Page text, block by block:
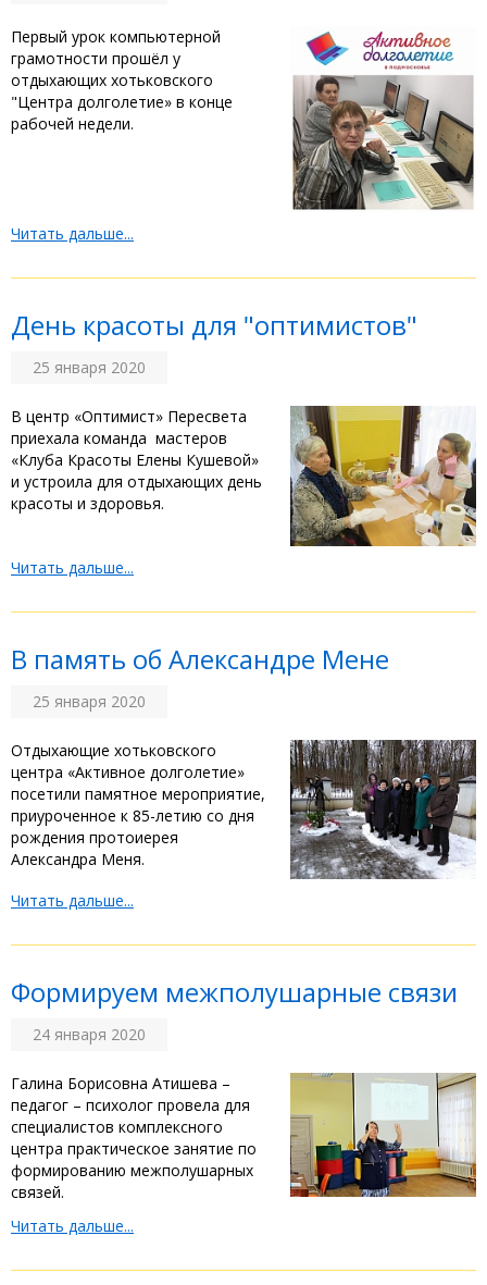
Первый урок компьютерной
грамотности прошёл у
отдыхающих хотьковского
"Центра долголетие» в конце
рабочей недели.
Читать дальше...
День красоты для "оптимистов"
25 января 2020
В центр «Оптимист» Пересвета
приехала команда мастеров
«Клуба Красоты Елены Кушевой»
и устроила для отдыхающих день
красоты и здоровья.
Читать дальше...
В память об Александре Мене
25 января 2020
Отдыхающие хотьковского
центра «Активное долголетие»
посетили памятное мероприятие,
приуроченное к 85-летию со дня
рождения протоиерея
Александра Меня.
Читать дальше...
Формируем межполушарные связи
24 января 2020
Галина Борисовна Атишева –
педагог – психолог провела для
специалистов комплексного
центра практическое занятие по
формированию межполушарных
связей.
Читать дальше...